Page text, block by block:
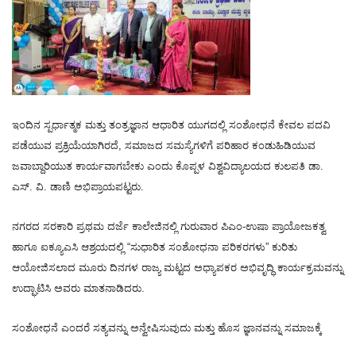
ಇಂದಿನ ಸ್ಪರ್ಧಾತ್ಮಕ ಮತ್ತು ತಂತ್ರಜ್ಞಾನ ಆಧಾರಿತ ಯುಗದಲ್ಲಿ ಸಂಶೋಧನೆ ಕೇವಲ ಪದವಿ
ಪಡೆಯುವ ಪ್ರಕ್ರಿಯೆಯಾಗಿರದೆ, ಸಮಾಜದ ಸಮಸ್ಯೆಗಳಿಗೆ ಪರಿಹಾರ ಕಂಡುಹಿಡಿಯುವ
ಜವಾಬ್ದಾರಿಯುತ ಕಾರ್ಯವಾಗಬೇಕು ಎಂದು ಕೊಪ್ಪಳ ವಿಶ್ವವಿದ್ಯಾಲಯದ ಕುಲಪತಿ ಡಾ.
ಎಸ್. ವಿ. ಡಾಣಿ ಅಭಿಪ್ರಾಯಪಟ್ಟರು.
ನಗರದ ಸರಕಾರಿ ಪ್ರಥಮ ದರ್ಜೆ ಕಾಲೇಜಿನಲ್ಲಿ ಗುರುವಾರ ಪಿಎಂ-ಉಷಾ ಪ್ರಾಯೋಜಕತ್ವ
ಹಾಗೂ ಐಕ್ಯೂಎಸಿ ಆಶ್ರಯದಲ್ಲಿ “ಸುಧಾರಿತ ಸಂಶೋಧನಾ ಪರಿಕರಗಳು” ಕುರಿತು
ಆಯೋಜಿಸಲಾದ ಮೂರು ದಿನಗಳ ರಾಜ್ಯ ಮಟ್ಟದ ಅಧ್ಯಾಪಕರ ಅಭಿವೃದ್ಧಿ ಕಾರ್ಯಕ್ರಮವನ್ನು
ಉದ್ಘಾಟಿಸಿ ಅವರು ಮಾತನಾಡಿದರು.
ಸಂಶೋಧನೆ ಎಂದರೆ ಸತ್ಯವನ್ನು ಅನ್ವೇಷಿಸುವುದು ಮತ್ತು ಹೊಸ ಜ್ಞಾನವನ್ನು ಸಮಾಜಕ್ಕೆ